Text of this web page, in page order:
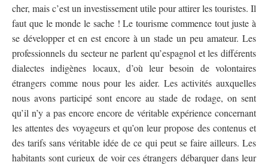
cher, mais c’est un investissement utile pour attirer les touristes. Il
faut que le monde le sache ! Le tourisme commence tout juste à
se développer et en est encore à un stade un peu amateur. Les
professionnels du secteur ne parlent qu’espagnol et les différents
dialectes indigènes locaux, d’où leur besoin de volontaires
étrangers comme nous pour les aider. Les activités auxquelles
nous avons participé sont encore au stade de rodage, on sent
qu’il n’y a pas encore encore de véritable expérience concernant
les attentes des voyageurs et qu’on leur propose des contenus et
des tarifs sans véritable idée de ce qui peut se faire ailleurs. Les
habitants sont curieux de voir ces étrangers débarquer dans leur